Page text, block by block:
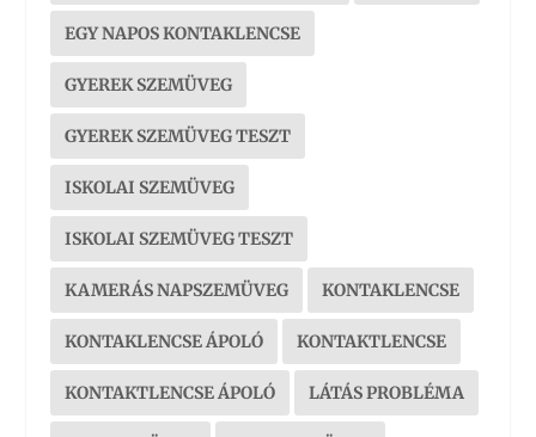
EGY NAPOS KONTAKLENCSE
GYEREK SZEMÜVEG
GYEREK SZEMÜVEG TESZT
ISKOLAI SZEMÜVEG
ISKOLAI SZEMÜVEG TESZT
KAMERÁS NAPSZEMÜVEG KONTAKLENCSE
KONTAKLENCSE ÁPOLÓ KONTAKTLENCSE
KONTAKTLENCSE ÁPOLÓ LÁTÁS PROBLÉMA